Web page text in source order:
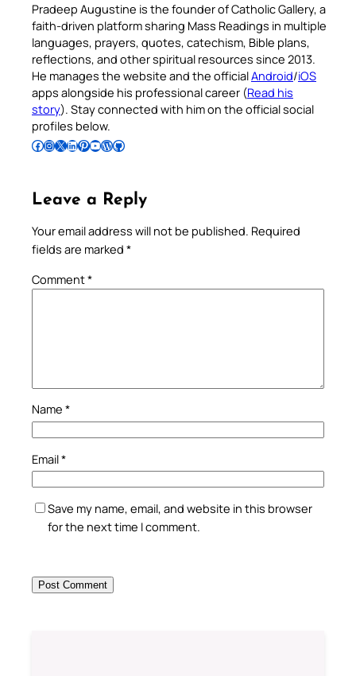
Pradeep Augustine is the founder of Catholic Gallery, a
faith-driven platform sharing Mass Readings in multiple
languages, prayers, quotes, catechism, Bible plans,
reflections, and other spiritual resources since 2013.
He manages the website and the officialAndroid/iOS
apps alongside his professional career (Read his
story). Stay connected with him on the official social
profiles below.
Follow Pradeep on Facebook Follow Pradeep on InstagramFollow Pradeep on X Follow Pradeep on LinkedIn Follow Pradeep on Pinterest Subscribe to Pradeep’s Youtube Channel Follow Pradeep on WordPress Follow Pradeep on GitHub
Leave a Reply
Your email address will not be published. Required
fields are marked *
Comment*
Name *
Email*
Save my name, email, and website in this browser
for the next time I comment.